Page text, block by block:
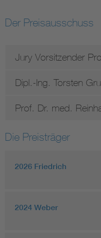
Der Preisausschuss
Dipl.-Ing. Torsten
Prof. Dr. med.
Die Preisträger
2026 Friedrich
2024 Weber